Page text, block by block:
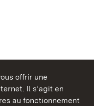
offrir une
Il s’agit en
au fonctionnement
Wurtemberg